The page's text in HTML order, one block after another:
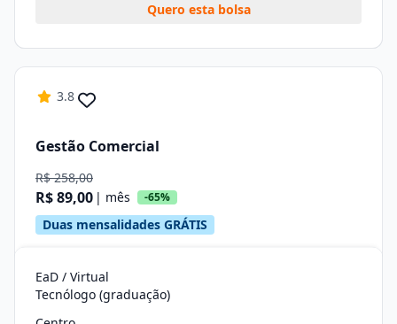
Quero esta bolsa
3.8
Gestão Comercial
R$ 258,00
R$ 89,00 | mês -65%
Duas mensalidades GRÁTIS
EaD / Virtual
Tecnólogo (graduação)